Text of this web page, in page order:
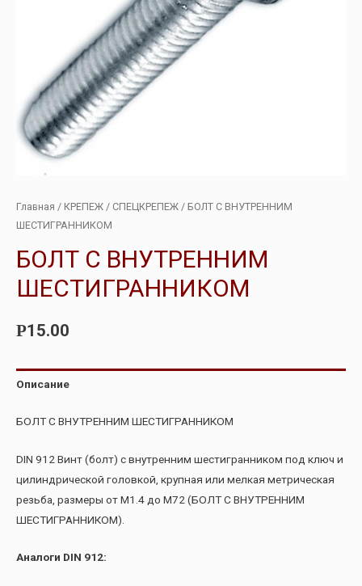
Главная / КРЕПЕЖ / СПЕЦКРЕПЕЖ / БОЛТ С ВНУТРЕННИМ
ШЕСТИГРАННИКОМ
БОЛТ С ВНУТРЕННИМ
ШЕСТИГРАННИКОМ
Р15.00
Описание
БОЛТ С ВНУТРЕННИМ ШЕСТИГРАННИКОМ
DIN 912 Винт (болт) с внутренним шестигранником под ключ и
цилиндрической головкой, крупная или мелкая метрическая
резьба, размеры от М1.4 до М72 (БОЛТ С ВНУТРЕННИМ
ШЕСТИГРАННИКОМ).
Аналоги DIN 912: